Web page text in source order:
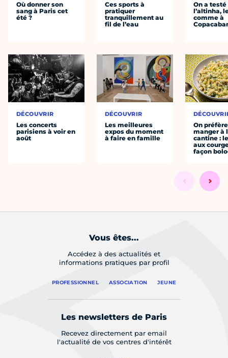
Où donner son
sang à Paris cet
été ?
DÉCOUVRIR
Les concerts
parisiens à voir en
août
Ces sports à
pratiquer
tranquillement au
fil de l’eau
DÉCOUVRIR
Les meilleures
expos du moment
à faire en famille
On a testé
l’altinha,
comme à
On préfère
manger à
cantine :
aux
façon
Vous êtes...
Accédez à des actualités et
informations pratiques par profil
PROFESSIONNEL ASSOCIATION JEUNE
Les newsletters de Paris
Recevez directement par email
l'actualité de vos centres d'intérêt